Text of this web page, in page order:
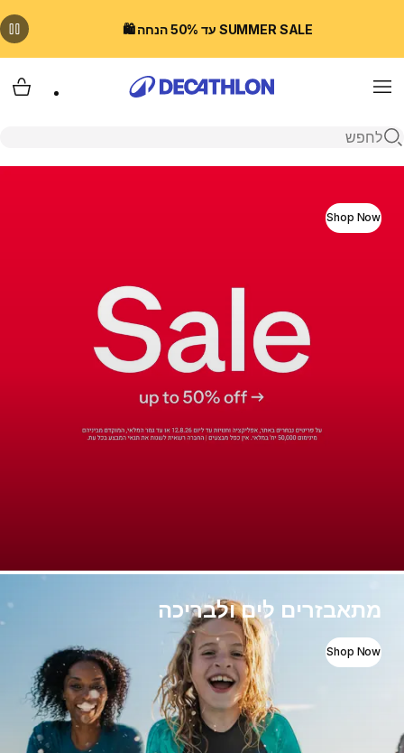
SUMMER SALE עד 50% הנחה 🛍️
Menu
פתיחת חיפוש
Shop Now
מתאבזרים לים ולבריכה
Shop Now